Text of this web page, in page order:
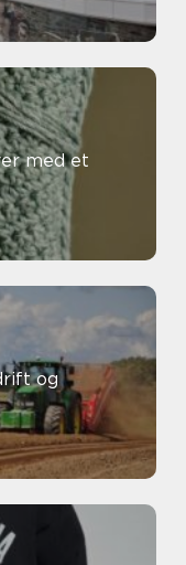
med et
og